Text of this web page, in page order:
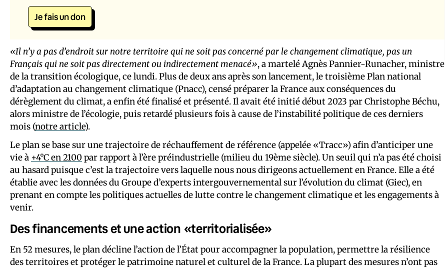
Je fais un don
«Il n’y a pas d’endroit sur notre territoire qui ne soit pas concerné par le changement climatique, pas un
Français qui ne soit pas directement ou indirectement menacé», a martelé Agnès Pannier-Runacher, ministre
de la transition écologique, ce lundi. Plus de deux ans après son lancement, le troisième Plan national
d’adaptation au changement climatique (Pnacc), censé préparer la France aux conséquences du
dérèglement du climat, a enfin été finalisé et présenté. Il avait été initié début 2023 par Christophe Béchu,
alors ministre de l’écologie, puis retardé plusieurs fois à cause de l’instabilité politique de ces derniers
mois (notre article).
Le plan se base sur une trajectoire de réchauffement de référence (appelée «Tracc») afin d’anticiper une
vie à +4°C en 2100 par rapport à l’ère préindustrielle (milieu du 19ème siècle). Un seuil qui n’a pas été choisi
au hasard puisque c’est la trajectoire vers laquelle nous nous dirigeons actuellement en France. Elle a été
établie avec les données du Groupe d’experts intergouvernemental sur l’évolution du climat (Giec), en
prenant en compte les politiques actuelles de lutte contre le changement climatique et les engagements à
venir.
Des financements et une action «territorialisée»
En 52 mesures, le plan décline l’action de l’État pour accompagner la population, permettre la résilience
des territoires et protéger le patrimoine naturel et culturel de la France. La plupart des mesures n’ont pas